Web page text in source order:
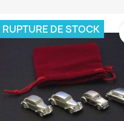
RUPTURE DE STOCK